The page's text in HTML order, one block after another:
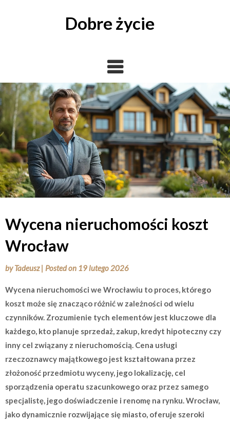
Dobre życie
Wycena nieruchomości koszt
Wrocław
byTadeusz | Posted on 19 lutego 2026
Wycena nieruchomości we Wrocławiu to proces, którego
koszt może się znacząco różnić w zależności od wielu
czynników. Zrozumienie tych elementów jest kluczowe dla
każdego, kto planuje sprzedaż, zakup, kredyt hipoteczny czy
inny cel związany z nieruchomością. Cena usługi
rzeczoznawcy majątkowego jest kształtowana przez
złożoność przedmiotu wyceny, jego lokalizację, cel
sporządzenia operatu szacunkowego oraz przez samego
specjalistę, jego doświadczenie i renomę na rynku. Wrocław,
jako dynamicznie rozwijające się miasto, oferuje szeroki